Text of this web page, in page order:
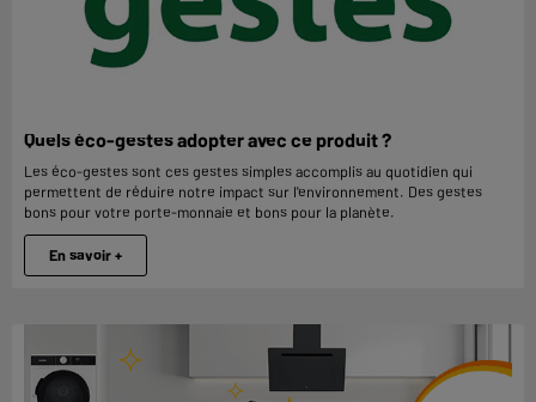
Quels éco-gestes adopter avec ce produit ?
Les éco-gestes sont ces gestes simples accomplis au quotidien qui
permettent de réduire notre impact sur l'environnement. Des gestes
bons pour votre porte-monnaie et bons pour la planète.
En savoir +